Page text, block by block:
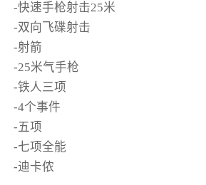
-快速手枪射击25米
-双向飞碟射击
-射箭
-25米气手枪
-铁人三项
-4个事件
-五项
-七项全能
-迪卡侬